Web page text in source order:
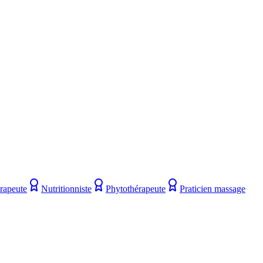
Nutritionniste Phytothérapeute
Praticien massage